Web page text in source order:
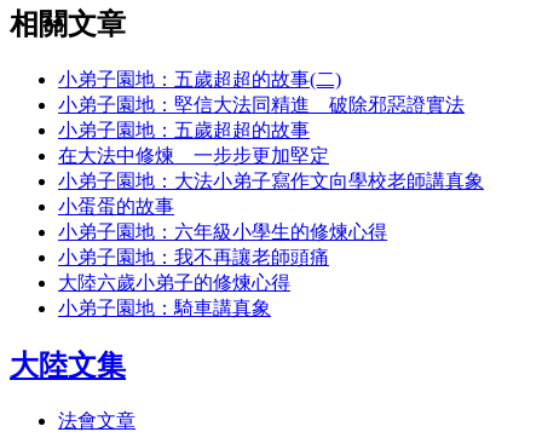
相關文章
小弟子園地：五歲超超的故事(二)
小弟子園地：堅信大法同精進 破除邪惡證實法
小弟子園地：五歲超超的故事
在大法中修煉 一步步更加堅定
小弟子園地：大法小弟子寫作文向學校老師講真象
小蛋蛋的故事
小弟子園地：六年級小學生的修煉心得
小弟子園地：我不再讓老師頭痛
大陸六歲小弟子的修煉心得
小弟子園地：騎車講真象
大陸文集
法會文章